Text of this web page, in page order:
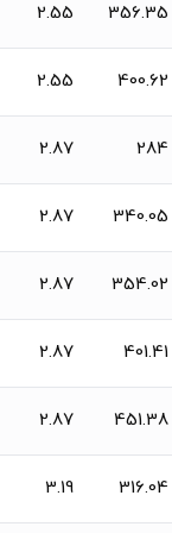
356.35
2.55
400.62
2.55
284
2.87
340.05
2.87
354.02
2.87
401.41
2.87
451.38
2.87
316.04
3.19